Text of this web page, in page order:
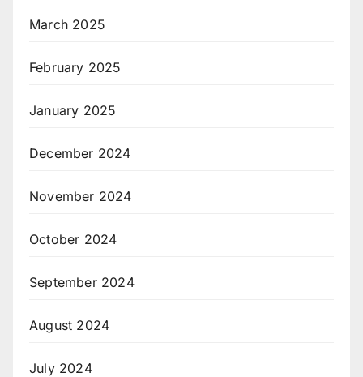
March 2025
February 2025
January 2025
December 2024
November 2024
October 2024
September 2024
August 2024
July 2024